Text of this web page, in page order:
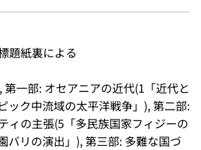
題紙裏による
第一部: オセアニアの近代(1「近代と
ック中流域の太平洋戦争」), 第二部:
ィの主張(5「多民族国家フィジーの
バリの演出」), 第三部: 多難な国づ